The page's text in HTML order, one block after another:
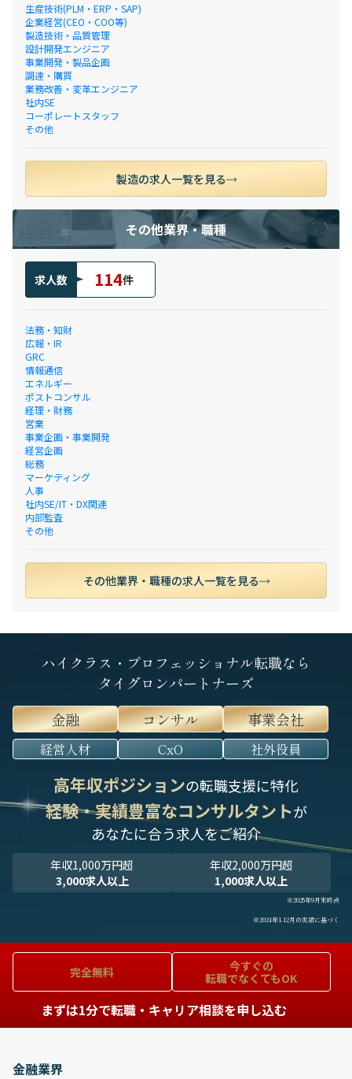
生産技術(PLM・ERP・SAP)
企業経営(CEO・COO等)
製造技術・品質管理
設計開発エンジニア
事業開発・製品企画
調達・購買
業務改善・変革エンジニア
社内SE
コーポレートスタッフ
その他
製造の求人一覧を見る
その他業界・職種
求人数 114件
法務・知財
広報・IR
GRC
情報通信
エネルギー
ポストコンサル
経理・財務
営業
事業企画・事業開発
経営企画
総務
マーケティング
人事
社内SE/IT・DX関連
内部監査
その他
その他業界・職種の求人一覧を見る
ハイクラス・プロフェッショナル転職なら
タイグロンパートナーズ
金融
コンサル 事業会社
経営人材 CxO 社外役員
高年収ポジションの転職支援に特化
経験・実績豊富なコンサルタントが
あなたに合う求人をご紹介
年収1,000万円超
3,000求人以上
年収2,000万円超
1,000求人以上
※2025年9月末時点
※2024年1-12月の実績に基づく
完全無料
今すぐの
転職でなくてもOK
まずは1分で転職・キャリア相談を申し込む
金融業界